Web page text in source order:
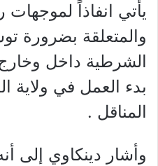
يأتي انفاذاً
والمتعلقة بضرورة
الشرطية داخل
بدء العمل في ولاية
المناقل .
وأشار دينكاوي إلى